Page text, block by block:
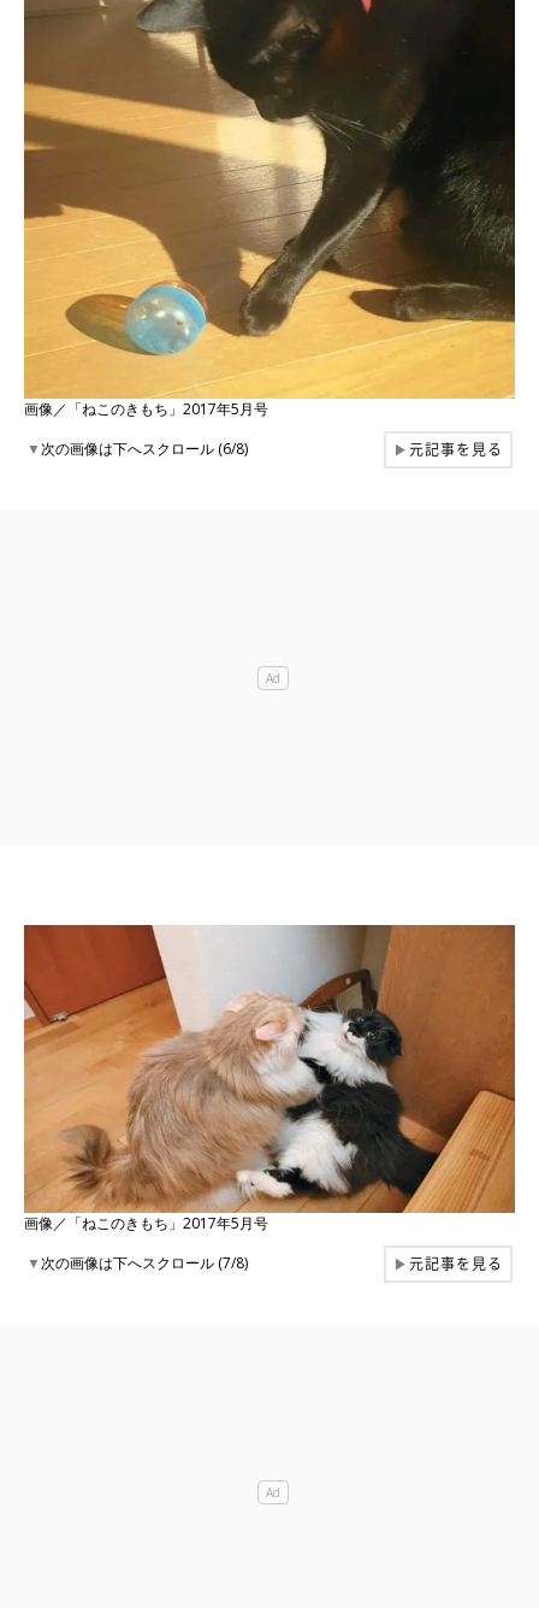
画像／「ねこのきもち」2017年5月号
▼次の画像は下へスクロール (6/8) ▶元記事を見る
画像／「ねこのきもち」2017年5月号
▼次の画像は下へスクロール (7/8) ▶元記事を見る